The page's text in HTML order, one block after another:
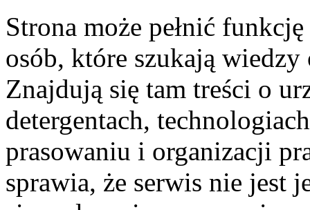
Strona może pełnić
osób, które szukają
Znajdują się tam treści o
detergentach,
prasowaniu i organizacji
sprawia, że serwis nie jest